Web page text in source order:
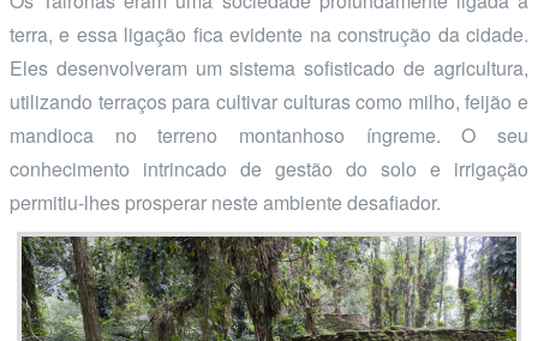
terra, e essa ligação fica evidente na construção da cidade.
Eles desenvolveram um sistema sofisticado de agricultura,
utilizando terraços para cultivar culturas como milho, feijão e
mandioca no terreno montanhoso íngreme. O seu
conhecimento intrincado de gestão do solo e irrigação
permitiu-lhes prosperar neste ambiente desafiador.